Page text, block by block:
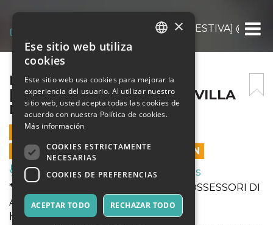
FEDERICO MECOZZI [SU:GGESTIVA] @
FEDERICO MECOZZI
[SU:GGESTIVA] @ NINFEO VILLA
DEI QUINTILI ORE 19.00
16 OCTUBRE 2021 - 19:00
LAS VENTAS EN LÍNEA TERMINARON
Música, Eventos en Vivo, Clubes
***** L'ACCESSO È CONSENTITO AI POSSESSORI DI
APPIA CARD *****
https://bit.ly/AppiaCard1
SPANISH
×
Ese sitio web utiliza
cookies
Este sitio web usa cookies para mejorar la
experiencia del usuario. Al utilizar nuestro
sitio web, usted acepta todas las cookies de
acuerdo con nuestra Política de cookies.
Más información
COOKIES ESTRICTAMENTE
NECESARIAS
COOKIES DE PREFERENCIAS
ACEPTAR TODO RECHAZAR TODO